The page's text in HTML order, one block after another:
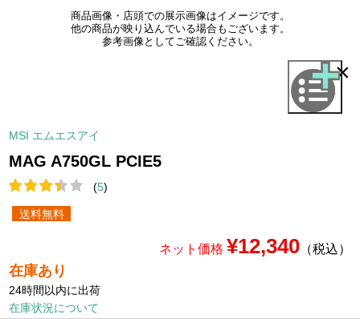
商品画像・店頭での展示画像はイメージです。
他の商品が映り込んでいる場合もございます。
参考画像としてご確認ください。
×
MSI エムエスアイ
MAG A750GL PCIE5
(5)
送料無料
ネット価格 ¥12,340（税込）
在庫あり
24時間以内に出荷
在庫状況について